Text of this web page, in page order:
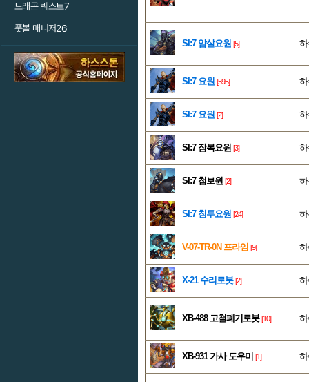
드래곤 퀘스트7
풋볼 매니저26
SI:7 암살요원 [5]
SI:7 요원 [595]
SI:7 요원 [2]
SI:7 잠복요원 [3]
SI:7 첩보원 [2]
SI:7 침투요원 [24]
V-07-TR-0N 프라임 [9]
X-21 수리로봇 [2]
XB-488 고철폐기로봇 [10]
XB-931 가사 도우미 [1]